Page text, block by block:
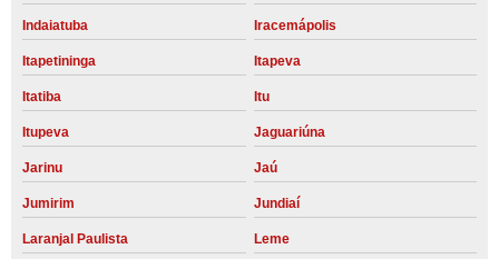
Indaiatuba Iracemápolis
Itapetininga Itapeva
Itatiba Itu
Itupeva Jaguariúna
Jarinu Jaú
Jumirim Jundiaí
Laranjal Paulista Leme